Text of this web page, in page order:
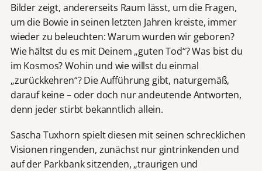
Bilder zeigt, andererseits Raum lässt, um die Fragen,
um die Bowie in seinen letzten Jahren kreiste, immer
wieder zu beleuchten: Warum wurden wir geboren?
Wie hältst du es mit Deinem „guten Tod“? Was bist du
im Kosmos? Wohin und wie willst du einmal
„zurückkehren“? Die Aufführung gibt, naturgemäß,
darauf keine – oder doch nur andeutende Antworten,
denn jeder stirbt bekanntlich allein.
Sascha Tuxhorn spielt diesen mit seinen schrecklichen
Visionen ringenden, zunächst nur gintrinkenden und
auf der Parkbank sitzenden, „traurigen und